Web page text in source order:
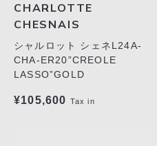
CHARLOTTE
CHESNAIS
シャルロット シェネL24A-
CHA-ER20”CREOLE
LASSO”GOLD
¥105,600 Tax in